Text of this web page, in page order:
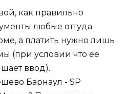
как правильно
любые оттуда
а платить нужно лишь
(при условии что ее
ввод).
Барнаул - SP